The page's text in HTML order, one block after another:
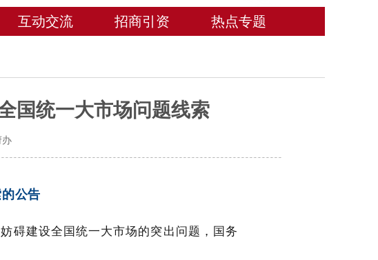
互动交流 招商引资 热点专题
国统一大市场问题线索
办
公告
碍建设全国统一大市场的突出问题，国务